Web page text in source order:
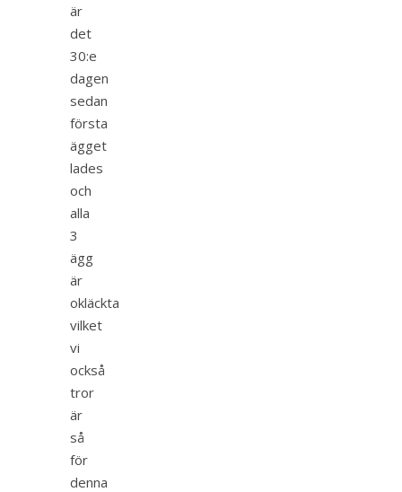
är
det
30:e
dagen
sedan
första
ägget
lades
och
alla
3
ägg
är
okläckta
vilket
vi
också
tror
är
så
för
denna